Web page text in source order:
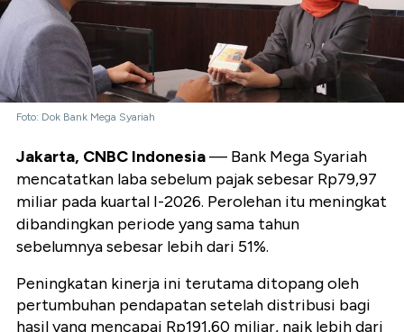
Foto: Dok Bank Mega Syariah
Jakarta, CNBC Indonesia— Bank Mega Syariah
mencatatkan laba sebelum pajak sebesar Rp79,97
miliar pada kuartal I-2026. Perolehan itu meningkat
dibandingkan periode yang sama tahun
sebelumnya sebesar lebih dari 51%.
Peningkatan kinerja ini terutama ditopang oleh
pertumbuhan pendapatan setelah distribusi bagi
hasil yang mencapai Rp191,60 miliar, naik lebih dari